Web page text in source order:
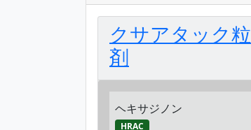
クサアタック粒
剤
ヘキサジノン
HRAC